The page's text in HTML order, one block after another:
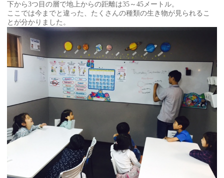
下から3つ目の層で地上からの距離は35～45メートル。
ここでは今までと違った、たくさんの種類の生き物が見られるこ
とが分かりました。